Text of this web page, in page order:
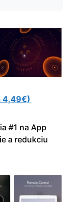
4,49€)
#1 na App
a redukciu